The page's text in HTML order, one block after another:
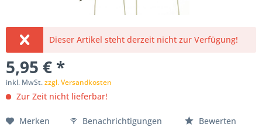
Dieser Artikel steht derzeit nicht zur Verfügung!
5,95 € *
inkl. MwSt.zzgl. Versandkosten
Zur Zeit nicht lieferbar!
Merken Benachrichtigungen Bewerten